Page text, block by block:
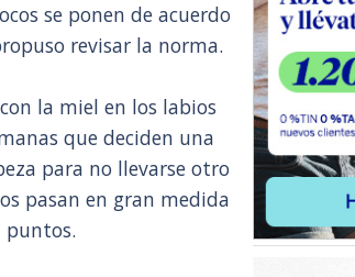
se ponen de acuerdo
revisar la norma.
la miel en los labios
que deciden una
para no llevarse otro
pasan en gran medida
puntos.